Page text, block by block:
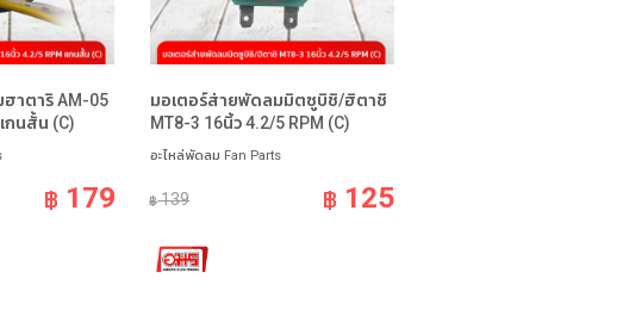
าตาริ AM-05
กนสั้น (C)
฿ 179
มอเตอร์ส่ายพัดลมมิตซูบิชิ/ฮิตาชิ
MT8-3 16นิ้ว 4.2/5 RPM (C)
อะไหล่พัดลม Fan Parts
฿139 ฿ 125